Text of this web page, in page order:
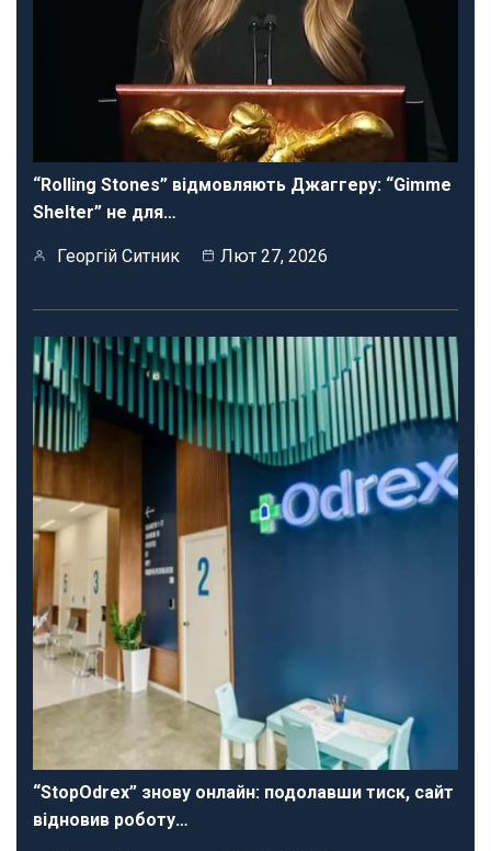
“Rolling Stones” відмовляють Джаггеру: “Gimme
Shelter” не для…
Георгій Ситник Лют 27, 2026
“StopOdrex” знову онлайн: подолавши тиск, сайт
відновив роботу…